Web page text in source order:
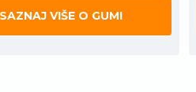
SAZNAJ VIŠE O GUMI